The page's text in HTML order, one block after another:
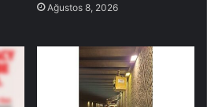
Ağustos 8, 2026